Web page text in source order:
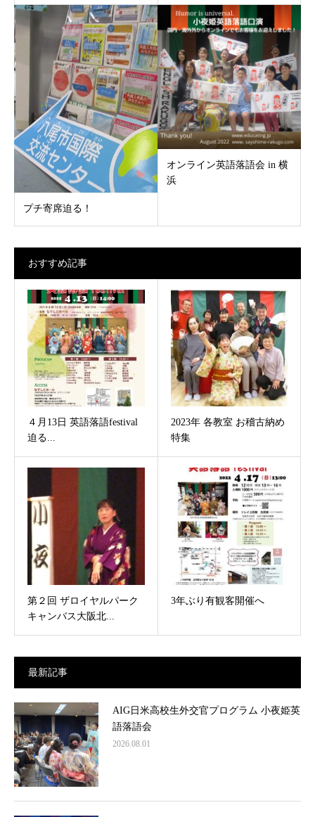
プチ寄席迫る！
オンライン英語落語会 in 横
浜
おすすめ記事
４月13日 英語落語festival
迫る...
2023年 各教室 お稽古納め
特集
第２回 ザロイヤルパーク
キャンバス大阪北...
3年ぶり有観客開催へ
最新記事
AIG日米高校生外交官プログラム 小夜姫英
語落語会
2026.08.01